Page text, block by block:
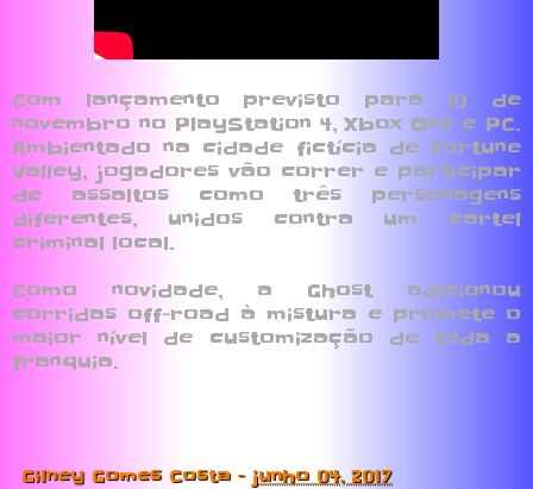
Com lançamento previsto para 10 de
novembro no PlayStation 4, Xbox One e PC.
Ambientado na cidade fictícia de Fortune
Valley, jogadores vão correr e participar
de assaltos como três personagens
diferentes, unidos contra um cartel
criminal local.
Como novidade, a Ghost adicionou
corridas off-road à mistura e promete o
maior nível de customização de toda a
franquia.
Gilney Gomes Costa - junho 04, 2017